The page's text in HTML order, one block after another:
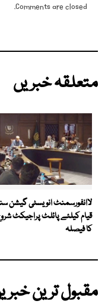
Comments are closed.
متعلقہ خبریں
لاانفورسمنٹ انویسٹی گیشن
قیام کیلئے پائلٹ پراجیکٹ
کا فیصلہ
مقبول ترین